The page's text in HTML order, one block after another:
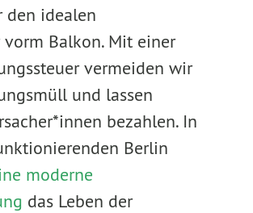
den idealen
vorm Balkon. Mit einer
vermeiden wir
und lassen
bezahlen. In
Berlin
moderne
das Leben der